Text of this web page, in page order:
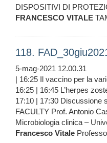
DISPOSITIVI DI
FRANCESCO VITALE
118.
5-mag-2021 12.00.31
| 16:25 Il vaccino per la
16:25 | 16:45 L’herpes
17:10 | 17:30 Discussione
FACULTY Prof. Antonio
Microbiologia clinica –
Francesco Vitale